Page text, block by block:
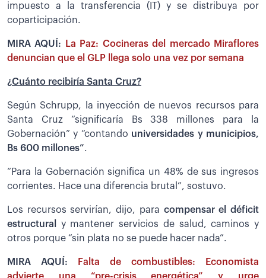
impuesto a la transferencia (IT) y se distribuya por
coparticipación.
MIRA AQUÍ:
La Paz: Cocineras del mercado Miraflores
denuncian que el GLP llega solo una vez por semana
¿Cuánto recibiría Santa Cruz?
Según Schrupp, la inyección de nuevos recursos para
Santa Cruz “significaría Bs 338 millones para la
Gobernación” y “contando universidades y municipios,
Bs 600 millones”.
“Para la Gobernación significa un 48% de sus ingresos
corrientes. Hace una diferencia brutal”, sostuvo.
Los recursos servirían, dijo, para compensar el déficit
estructural y mantener servicios de salud, caminos y
otros porque “sin plata no se puede hacer nada”.
MIRA AQUÍ:
Falta de combustibles: Economista
advierte una “pre-crisis energética” y urge